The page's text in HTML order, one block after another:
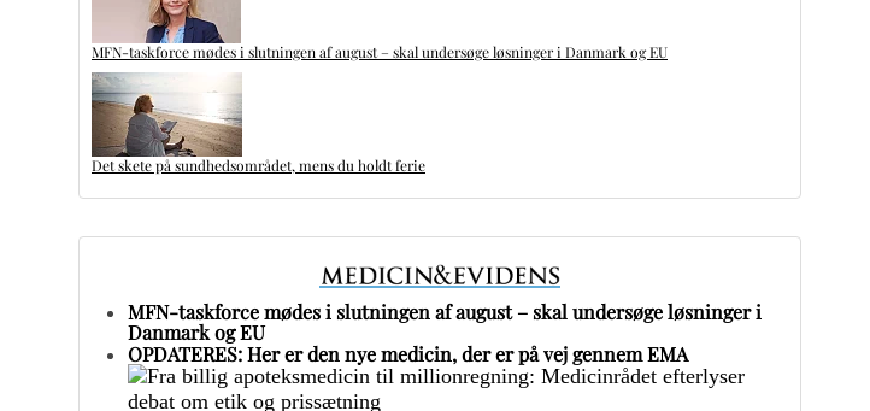
MFN-taskforce mødes i slutningen af august – skal undersøge løsninger i Danmark og EU
Det skete på sundhedsområdet, mens du holdt ferie
MFN-taskforce mødes i slutningen af august – skal undersøge løsninger i
Danmark og EU
OPDATERES: Her er den nye medicin, der er på vej gennem EMA